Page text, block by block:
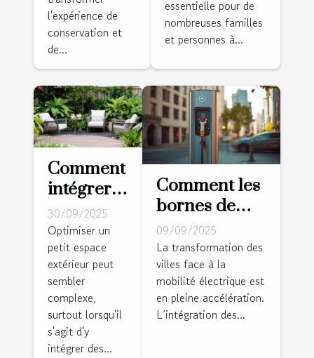
l'expérience de
conservation et
de...
l'accessibilité
domestique
essentielle pour de
nombreuses familles
et personnes à...
Comment
intégrer
des
meubles
de jardin
dans une
petite
espace ?
30/09/2025
Optimiser un
petit espace
extérieur peut
sembler
complexe,
surtout lorsqu'il
s'agit d'y
intégrer des...
Comment les
bornes de
recharge
électrique
transforment-
elles
l'urbanisme ?
09/09/2025
La transformation des
villes face à la
mobilité électrique est
en pleine accélération.
L’intégration des...